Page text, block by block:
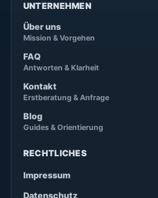
UNTERNEHMEN
Über uns
Mission & Vorgehen
FAQ
Antworten & Klarheit
Kontakt
Erstberatung & Anfrage
Blog
Guides & Orientierung
RECHTLICHES
Impressum
Datenschutz